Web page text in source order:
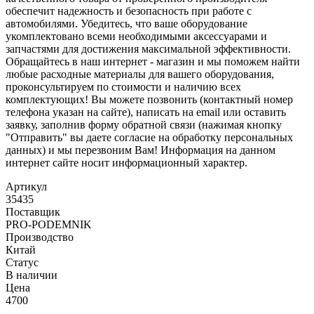
обеспечит надежность и безопасность при работе с
автомобилями. Убедитесь, что ваше оборудование
укомплектовано всеми необходимыми аксессуарами и
запчастями для достижения максимальной эффективности.
Обращайтесь в наш интернет - магазин и мы поможем найти
любые расходные материалы для вашего оборудования,
проконсультируем по стоимости и наличию всех
комплектующих! Вы можете позвонить (контактный номер
телефона указан на сайте), написать на email или оставить
заявку, заполнив форму обратной связи (нажимая кнопку
"Отправить" вы даете согласие на обработку персональных
данных) и мы перезвоним Вам! Информация на данном
интернет сайте носит информационный характер.
Артикул
35435
Поставщик
PRO-PODEMNIK
Производство
Китай
Статус
В наличии
Цена
4700